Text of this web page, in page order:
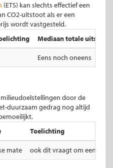
(ETS) kan slechts effectief een
CO2-uitstoot als er een
wordt vastgesteld.
Mediaan totale uitslag
Eens noch oneens
door de
duurzaam gedrag nog altijd
Toelichting
mate ook dit vraagt om een